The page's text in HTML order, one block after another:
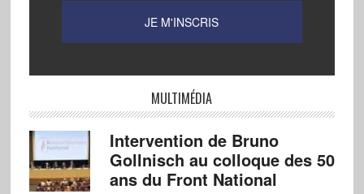
MULTIMÉDIA
Intervention de Bruno
Gollnisch au colloque des 50
ans du Front National